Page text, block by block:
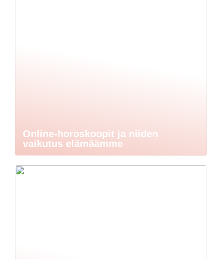
Online-horoskoopit ja niiden
vaikutus elämäämme